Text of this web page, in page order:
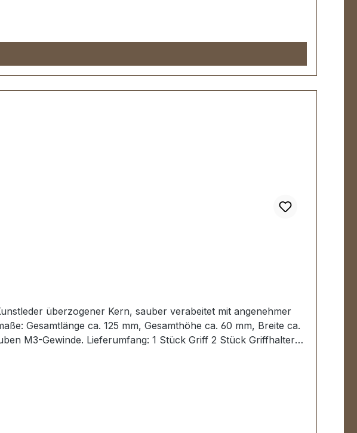
M3-Gewinde. Lieferumfang: 1 Stück Griff 2 Stück Griffhalter